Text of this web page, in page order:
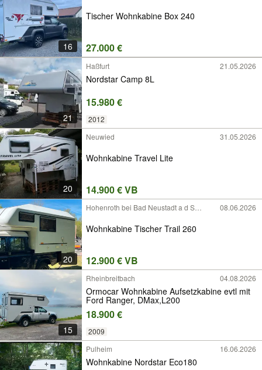
16
Tischer Wohnkabine Box 240
27.000 €
21
Haßfurt 21.05.2026
Nordstar Camp 8L
15.980 €
2012
20
Neuwied 31.05.2026
Wohnkabine Travel Lite
14.900 € VB
20
08.06.2026
Wohnkabine Tischer Trail 260
12.900 € VB
15
Rheinbreitbach 04.08.2026
Ormocar Wohnkabine Aufsetzkabine evtl mit
Ford Ranger, DMax,L200
18.900 €
2009
Pulheim 16.06.2026
Wohnkabine Nordstar Eco180